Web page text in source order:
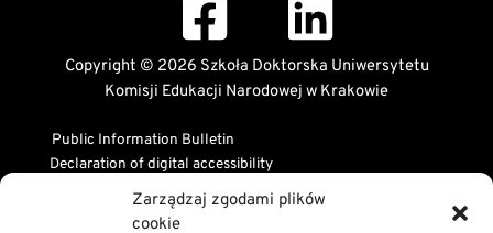
Zarządzaj zgodami plików
cookie
Copyright © 2026 Szkoła Doktorska Uniwersytetu
Komisji Edukacji Narodowej w Krakowie
Public Information Bulletin
Declaration of digital accessibility
RODO Statement
Privacy and Cookies Policy